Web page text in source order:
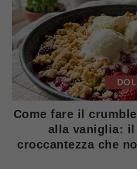
Come fare il
alla vaniglia:
croccantezza che